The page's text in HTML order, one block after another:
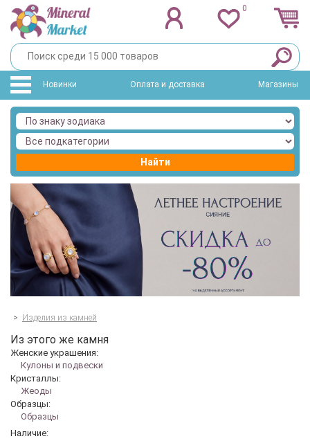
0
Новинки Оплата и доставка Магазины
Найти
> Изделия из камней
Из этого же камня
Женские украшения:
Кулоны и подвески
Кристаллы:
Жеоды
Образцы:
Образцы
Наличие: